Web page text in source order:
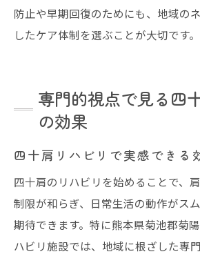
防止や早期回復のためにも、地域の
したケア体制を選ぶことが大切です。
専門的視点で見る四
の効果
四十肩リハビリで実感できる
四十肩のリハビリを始めることで、
制限が和らぎ、日常生活の動作がス
期待できます。特に熊本県菊池郡菊
ハビリ施設では、地域に根ざした専